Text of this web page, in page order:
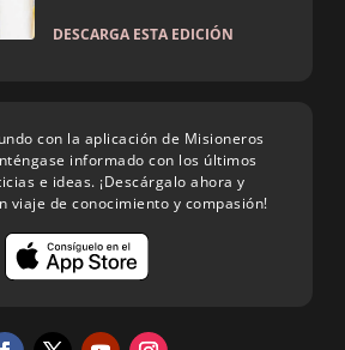
DESCARGA ESTA EDICIÓN
con la aplicación de Misioneros
informado con los últimos
e ideas. ¡Descárgalo ahora y
viaje de conocimiento y compasión!